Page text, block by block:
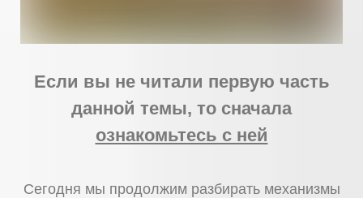
Если вы не читали первую часть
данной темы, то сначала
ознакомьтесь с ней
Сегодня мы продолжим разбирать механизмы